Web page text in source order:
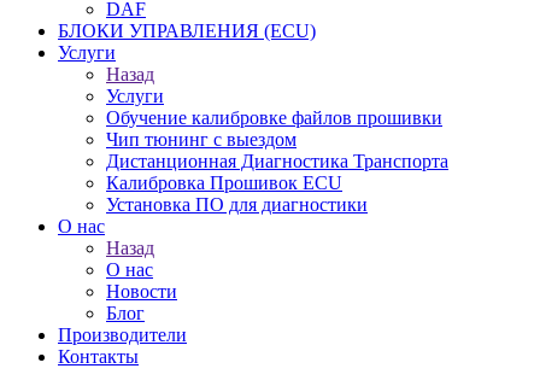
DAF
БЛОКИ УПРАВЛЕНИЯ (ECU)
Услуги
Назад
Услуги
Обучение калибровке файлов прошивки
Чип тюнинг с выездом
Дистанционная Диагностика Транспорта
Калибровка Прошивок ECU
Установка ПО для диагностики
О нас
Назад
О нас
Новости
Блог
Производители
Контакты